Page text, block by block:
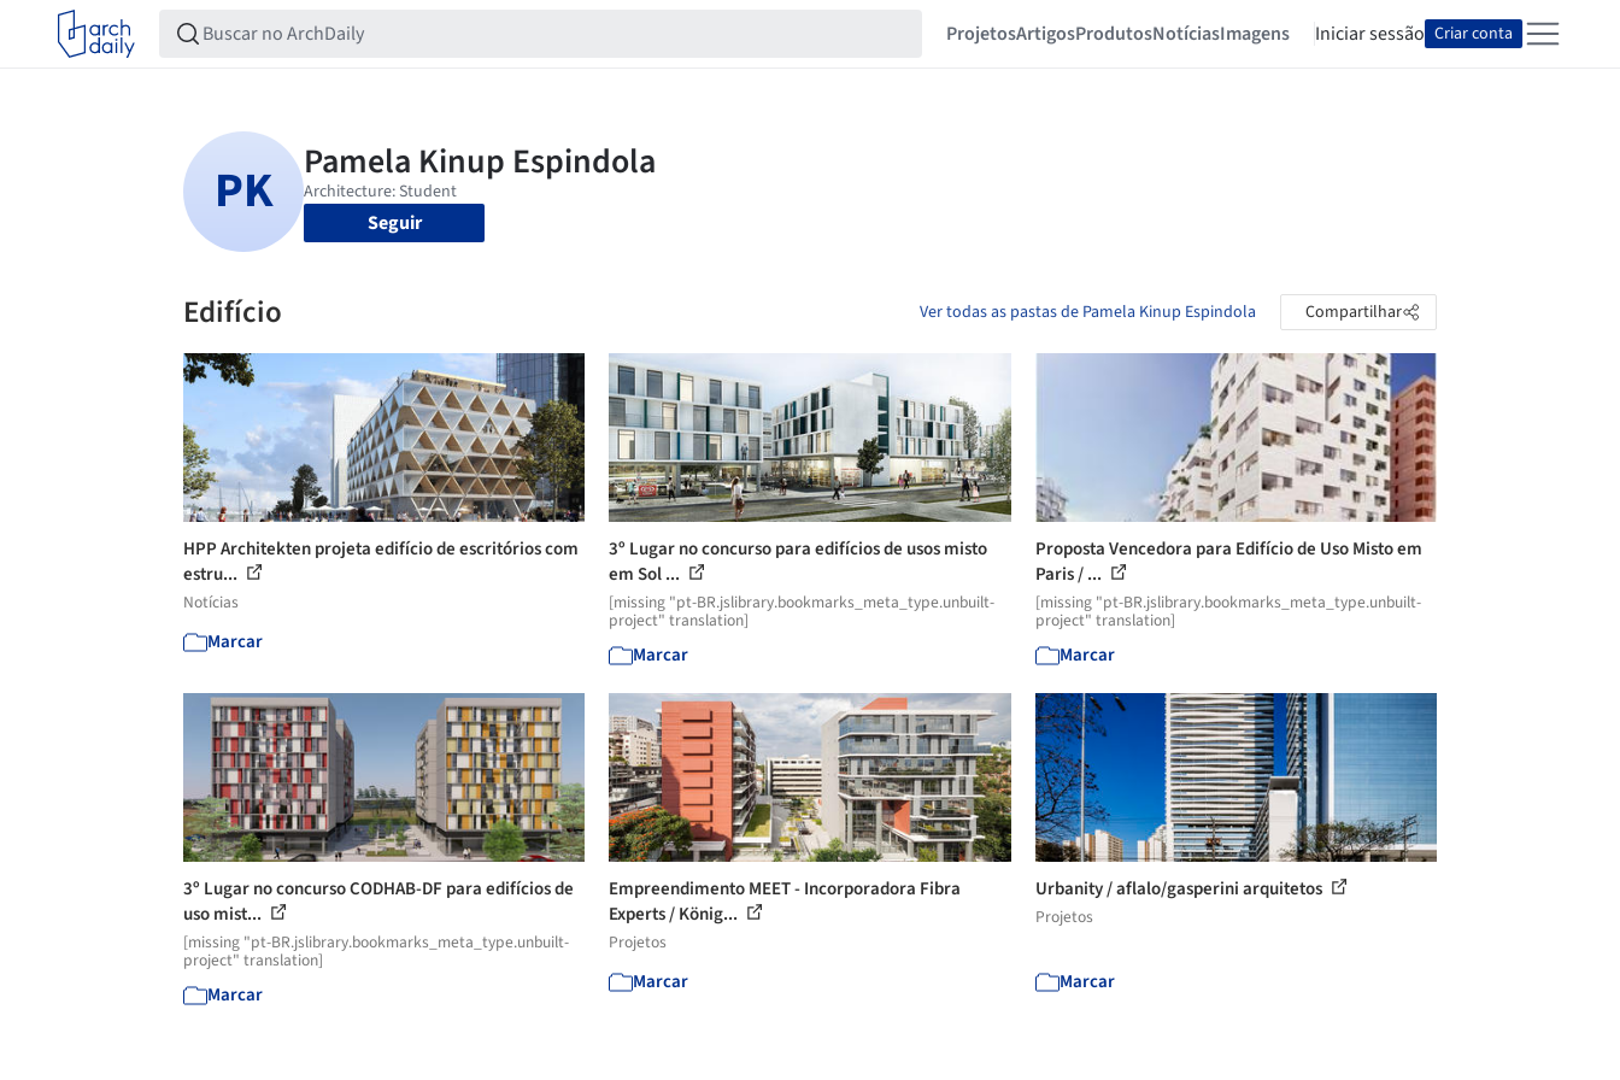
ProjetosArtigosProdutosNotíciasImagens Iniciar sessão Criar conta
Seguir
Edifício Ver todas as pastas de Pamela Kinup Espindola Compartilhar
HPP Architekten projeta edifício de escritórios com
estru...
Notícias
Marcar
3º Lugar no concurso para edifícios de usos misto
em Sol ...
[missing "pt-BR.jslibrary.bookmarks_meta_type.unbuilt-
project" translation]
Marcar
Proposta Vencedora para Edifício de Uso Misto em
Paris / ...
[missing "pt-BR.jslibrary.bookmarks_meta_type.unbuilt-
project" translation]
Marcar
3º Lugar no concurso CODHAB-DF para edifícios de
uso mist...
[missing "pt-BR.jslibrary.bookmarks_meta_type.unbuilt-
project" translation]
Marcar
Empreendimento MEET - Incorporadora Fibra
Experts / König...
Projetos
Marcar
Urbanity / aflalo/gasperini arquitetos
Projetos
Marcar